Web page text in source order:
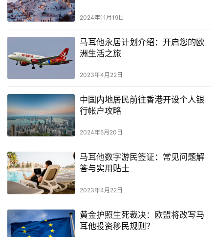
2024年11月19日
马耳他永居计划介绍：开启您的欧
洲生活之旅
2023年4月22日
中国内地居民前往香港开设个人银
行帐户攻略
2024年5月20日
马耳他数字游民签证：常见问题解
答与实用贴士
2023年4月22日
黄金护照生死裁决：欧盟将改写马
耳他投资移民规则？